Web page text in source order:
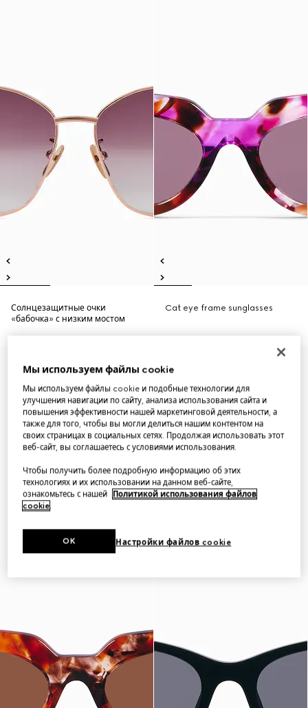
Солнцезащитные очки
«бабочка» с низким мостом
Cat eye frame sunglasses
Мы используем файлы cookie
Мы используем файлы cookie и подобные технологии для
улучшения навигации по сайту, анализа использования сайта и
повышения эффективности нашей маркетинговой деятельности, а
также для того, чтобы вы могли делиться нашим контентом на
своих страницах в социальных сетях. Продолжая использовать этот
веб-сайт, вы соглашаетесь с условиями использования.
Чтобы получить более подробную информацию об этих
технологиях и их использовании на данном веб-сайте,
ознакомьтесь с нашей
Политикой использования файлов
cookie.
Настройки файлов cookie
OK